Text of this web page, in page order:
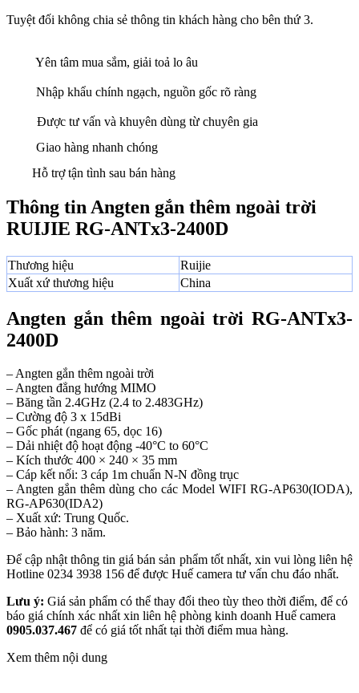
Tuyệt đối không chia sẻ thông tin khách hàng cho bên thứ 3.
Yên tâm mua sắm, giải toả lo âu
Nhập khẩu chính ngạch, nguồn gốc rõ ràng
Được tư vấn và khuyên dùng từ chuyên gia
Giao hàng nhanh chóng
Hỗ trợ tận tình sau bán hàng
Thông tin Angten gắn thêm ngoài trời
RUIJIE RG-ANTx3-2400D
Thương hiệu
Ruijie
Xuất xứ thương hiệu
China
Angten gắn thêm ngoài trời RG-ANTx3-
2400D
– Angten gắn thêm ngoài trời
– Angten đẳng hướng MIMO
– Băng tần 2.4GHz (2.4 to 2.483GHz)
– Cường độ 3 x 15dBi
– Gốc phát (ngang 65, dọc 16)
– Dải nhiệt độ hoạt động -40°C to 60°C
– Kích thước 400 × 240 × 35 mm
– Cáp kết nối: 3 cáp 1m chuẩn N-N đồng trục
– Angten gắn thêm dùng cho các Model WIFI RG-AP630(IODA),
RG-AP630(IDA2)
– Xuất xứ: Trung Quốc.
– Bảo hành: 3 năm.
Để cập nhật thông tin giá bán sản phẩm tốt nhất, xin vui lòng liên hệ
Hotline 0234 3938 156 để được Huế camera tư vấn chu đáo nhất.
Lưu ý: Giá sản phẩm có thể thay đổi theo tùy theo thời điểm, để có
báo giá chính xác nhất xin liên hệ phòng kinh doanh Huế camera
0905.037.467 để có giá tốt nhất tại thời điểm mua hàng.
Xem thêm nội dung